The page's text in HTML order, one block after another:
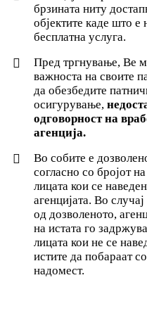
брзината ниту
објектите каде што е
бесплатна услуга.
Пред тргнување, Ве
важноста на своите
да обезбедите
осигурување,
одговорност на
агенција.
Во собите е
согласно со бројот
лицата кои се
агенцијата. Во
од дозволеното,
на истата го
лицата кои не се
истите да побараат
надомест.